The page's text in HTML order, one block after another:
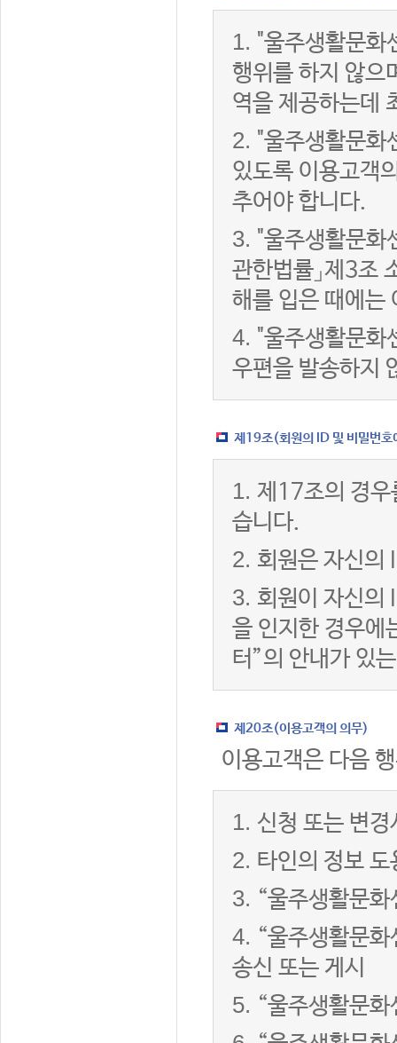
1. "울주생활문화
행위를 하지 않으
역을 제공하는데
2. "울주생활문화
있도록 이용고객
추어야 합니다.
3. "울주생활문화
관한법률」제3조
해를 입은 때에는
4. "울주생활문화
우편을 발송하지
제19조(회원의 ID 및 비밀번호
1. 제17조의 경우
습니다.
2. 회원은 자신의
3. 회원이 자신의
을 인지한 경우에
터”의 안내가 있
제20조(이용고객의 의무)
이용고객은 다음
1. 신청 또는 변
2. 타인의 정보 도
3. “울주생활문
4. “울주생활문
송신 또는 게시
5. “울주생활문